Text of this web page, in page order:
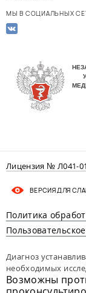
МЫ В СОЦИАЛЬНЫХ
Лицензия № Л041-
ВЕРСИЯ ДЛЯ
Политика
Диагноз
необходимых
Возможны